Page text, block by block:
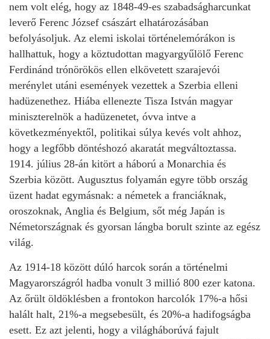
nem volt elég, hogy az 1848-49-es szabadságharcunkat
leverő Ferenc József császárt elhatározásában
befolyásoljuk. Az elemi iskolai történelemórákon is
hallhattuk, hogy a köztudottan magyargyűlölő Ferenc
Ferdinánd trónörökös ellen elkövetett szarajevói
merénylet utáni események vezettek a Szerbia elleni
hadüzenethez. Hiába ellenezte Tisza István magyar
miniszterelnök a hadüzenetet, óvva intve a
következményektől, politikai súlya kevés volt ahhoz,
hogy a legfőbb döntéshozó akaratát megváltoztassa.
1914. július 28-án kitört a háború a Monarchia és
Szerbia között. Augusztus folyamán egyre több ország
üzent hadat egymásnak: a németek a franciáknak,
oroszoknak, Anglia és Belgium, sőt még Japán is
Németországnak és gyorsan lángba borult szinte az egész
világ.
Az 1914-18 között dúló harcok során a történelmi
Magyarországról hadba vonult 3 millió 800 ezer katona.
Az őrült öldöklésben a frontokon harcolók 17%-a hősi
halált halt, 21%-a megsebesült, és 20%-a hadifogságba
esett. Ez azt jelenti, hogy a világháborúvá fajult